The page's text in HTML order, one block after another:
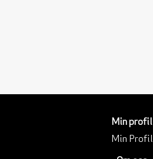
Min profil
Min Profil